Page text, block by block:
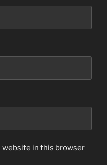
website in this browser